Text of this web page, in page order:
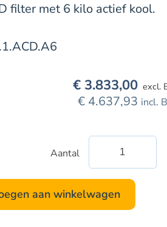
filter met 6 kilo actief kool.
€ 4.637,93 incl.
€ 3.833,00 excl.
Aantal
200.1
ACD-
aan winkelwagen